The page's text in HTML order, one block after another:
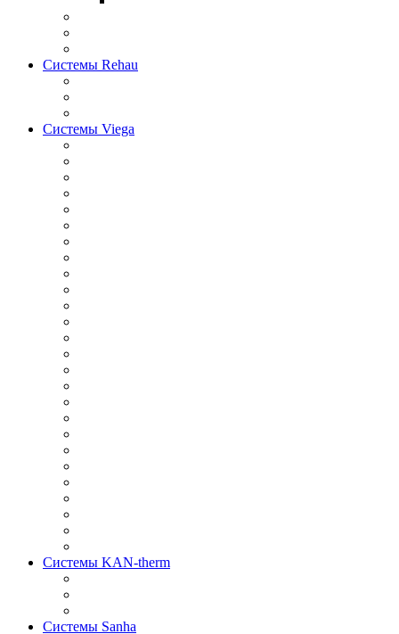
Системы Rehau
Системы Viega
Системы KAN-therm
Системы Sanha